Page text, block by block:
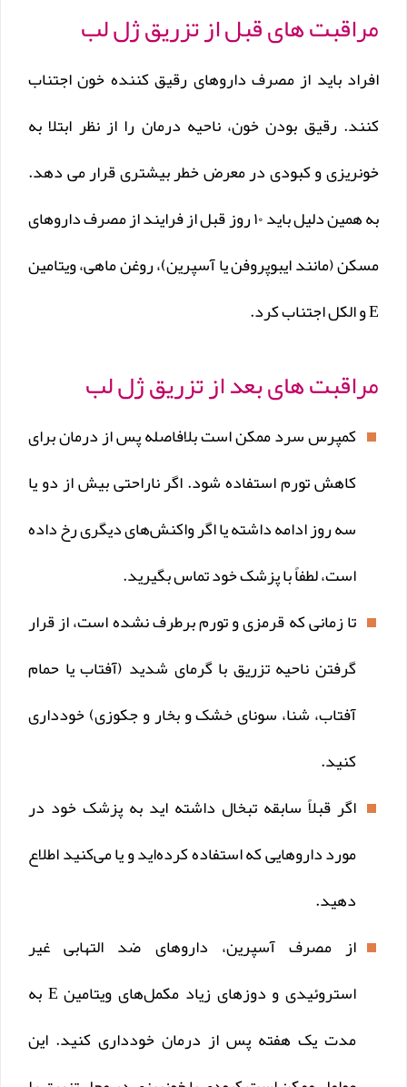
مراقبت های قبل از تزریق ژل لب
افراد باید از مصرف داروهای رقیق کننده خون اجتناب
کنند. رقیق بودن خون، ناحیه درمان را از نظر ابتلا به
خونریزی و کبودی در معرض خطر بیشتری قرار می دهد.
به همین دلیل باید ۱۰ روز قبل از فرایند از مصرف داروهای
مسکن (مانند ایبوپروفن یا آسپرین)، روغن ماهی، ویتامین
E و الکل اجتناب کرد.
مراقبت های بعد از تزریق ژل لب
کمپرس سرد ممکن است بلافاصله پس از درمان برای
کاهش تورم استفاده شود. اگر ناراحتی بیش از دو یا
سه روز ادامه داشته یا اگر واکنش‌های دیگری رخ داده
است، لطفاً با پزشک خود تماس بگیرید.
تا زمانی که قرمزی و تورم برطرف نشده است، از قرار
گرفتن ناحیه تزریق با گرمای شدید (آفتاب یا حمام
آفتاب، شنا، سونای خشک و بخار و جکوزی) خودداری
کنید.
اگر قبلاً سابقه تبخال داشته اید به پزشک خود در
مورد داروهایی که استفاده کرده‌اید و یا می‌کنید اطلاع
دهید.
از مصرف آسپرین، داروهای ضد التهابی غیر
استروئیدی و دوزهای زیاد مکمل‌های ویتامین E به
مدت یک هفته پس از درمان خودداری کنید. این